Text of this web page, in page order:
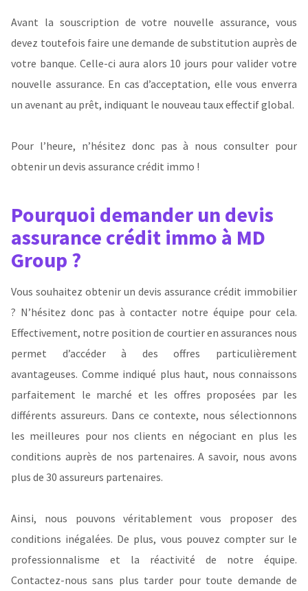
Avant la souscription de votre nouvelle assurance, vous
devez toutefois faire une demande de substitution auprès de
votre banque. Celle-ci aura alors 10 jours pour valider votre
nouvelle assurance. En cas d’acceptation, elle vous enverra
un avenant au prêt, indiquant le nouveau taux effectif global.
Pour l’heure, n’hésitez donc pas à nous consulter pour
obtenir un devis assurance crédit immo !
Pourquoi demander un devis
assurance crédit immo à MD
Group ?
Vous souhaitez obtenir un devis assurance crédit immobilier
? N’hésitez donc pas à contacter notre équipe pour cela.
Effectivement, notre position de courtier en assurances nous
permet d’accéder à des offres particulièrement
avantageuses. Comme indiqué plus haut, nous connaissons
parfaitement le marché et les offres proposées par les
différents assureurs. Dans ce contexte, nous sélectionnons
les meilleures pour nos clients en négociant en plus les
conditions auprès de nos partenaires. A savoir, nous avons
plus de 30 assureurs partenaires.
Ainsi, nous pouvons véritablement vous proposer des
conditions inégalées. De plus, vous pouvez compter sur le
professionnalisme et la réactivité de notre équipe.
Contactez-nous sans plus tarder pour toute demande de